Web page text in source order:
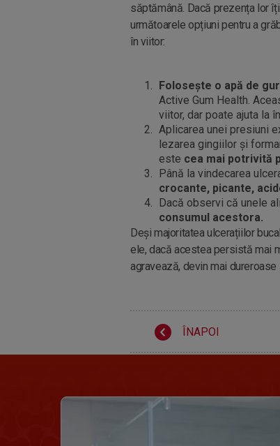
săptămână. Dacă prezența lor
următoarele opțiuni pentru a
în viitor:
Folosește o apă de
Active Gum Health.
viitor, dar poate ajuta la
Aplicarea unei presiuni
lezarea gingiilor și
este cea mai potrivită
Până la vindecarea
crocante, picante,
Dacă observi că unele
consumul acestora.
Deși majoritatea ulcerațiilor
ele, dacă acestea persistă mai
agravează, devin mai
ÎNAPOI